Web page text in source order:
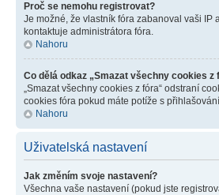
Proč se nemohu registrovat?
Je možné, že vlastník fóra zabanoval vaši
kontaktuje administrátora fóra.
Nahoru
Co dělá odkaz „Smazat všechny cookies z
„Smazat všechny cookies z fóra“ odstraní
cookies fóra pokud máte potíže s
Nahoru
Uživatelská nastavení
Jak změním svoje nastavení?
Všechna vaše nastavení (pokud jste